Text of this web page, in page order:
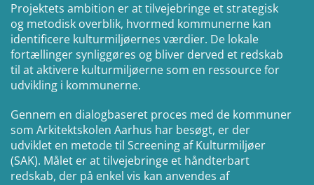
Projektets ambition er at tilvejebringe et strategisk
og metodisk overblik, hvormed kommunerne kan
identificere kulturmiljøernes værdier. De lokale
fortællinger synliggøres og bliver derved et redskab
til at aktivere kulturmiljøerne som en ressource for
udvikling i kommunerne.
Gennem en dialogbaseret proces med de kommuner
som Arkitektskolen Aarhus har besøgt, er der
udviklet en metode til Screening af Kulturmiljøer
(SAK). Målet er at tilvejebringe et håndterbart
redskab, der på enkel vis kan anvendes af